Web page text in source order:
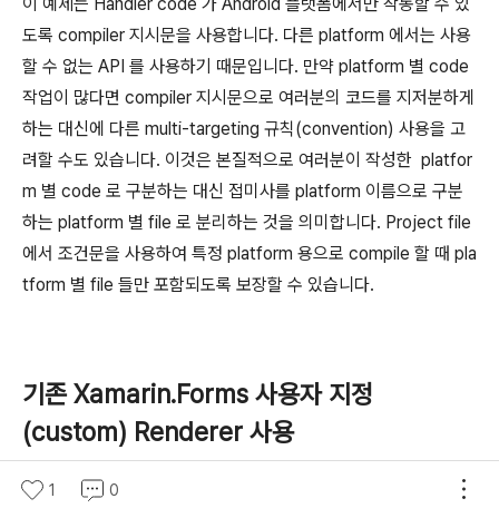
이 예제는 Handler code 가 Android 플랫폼에서만 작동할 수 있
도록 compiler 지시문을 사용합니다. 다른 platform 에서는 사용
할 수 없는 API 를 사용하기 때문입니다. 만약 platform 별 code
작업이 많다면 compiler 지시문으로 여러분의 코드를 지저분하게
하는 대신에 다른 multi-targeting 규칙(convention) 사용을 고
려할 수도 있습니다. 이것은 본질적으로 여러분이 작성한 platfor
m 별 code 로 구분하는 대신 접미사를 platform 이름으로 구분
하는 platform 별 file 로 분리하는 것을 의미합니다. Project file
에서 조건문을 사용하여 특정 platform 용으로 compile 할 때 pla
tform 별 file 들만 포함되도록 보장할 수 있습니다.
기존 Xamarin.Forms 사용자 지정
(custom) Renderer 사용
만약 기존 Xamarin.forms App 을 .NET MAUI 로 migration 하
1 0